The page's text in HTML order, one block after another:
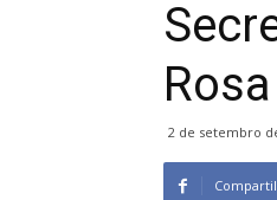
Rosa
2 de setembro